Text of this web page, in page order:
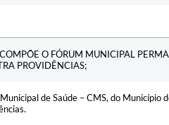
O FÓRUM MUNICIPAL
PROVIDÊNCIAS;
de Saúde – CMS, do Município